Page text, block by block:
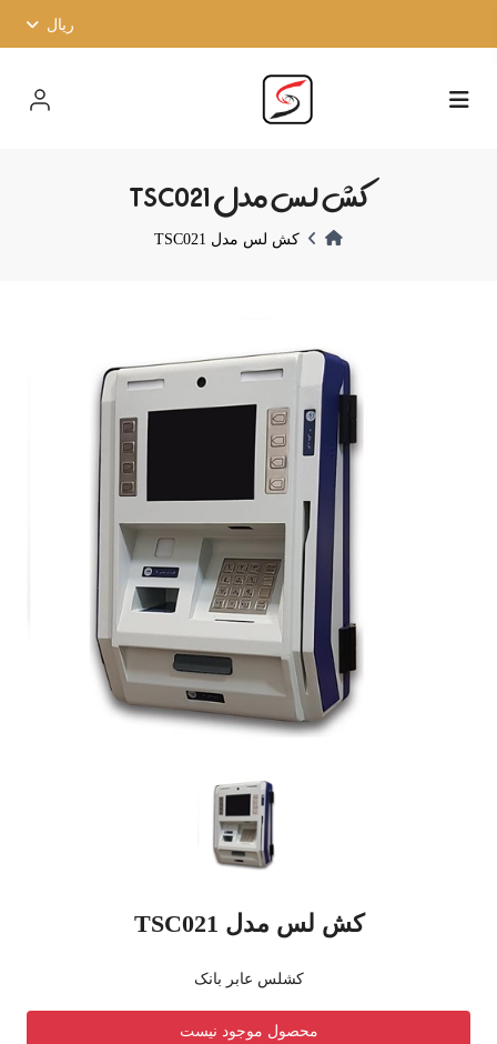
ریال
کش لس مدل TSC021
کش لس مدل TSC021
کش لس مدل TSC021
کشلس عابر بانک
محصول موجود نیست